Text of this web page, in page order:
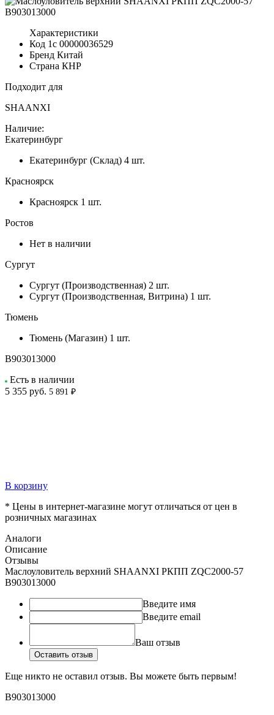
Характеристики
Код 1с 00000036529
Бренд Китай
Страна КНР
Подходит для
SHAANXI
Наличие:
Екатеринбург
Екатеринбург (Склад) 4 шт.
Красноярск
Красноярск 1 шт.
Ростов
Нет в наличии
Сургут
Сургут (Производственная) 2 шт.
Сургут (Производственная, Витрина) 1 шт.
Тюмень
Тюмень (Магазин) 1 шт.
B903013000
Есть в наличии
5 355 руб. 5 891 ₽
В корзину
* Цены в интернет-магазине могут отличаться от цен в
розничных магазинах
Аналоги
Описание
Отзывы
Маслоуловитель верхний SHAANXI РКПП ZQC2000-57
B903013000
Введите имя
Введите email
Ваш отзыв
Оставить отзыв
Еще никто не оставил отзыв. Вы можете быть первым!
B903013000